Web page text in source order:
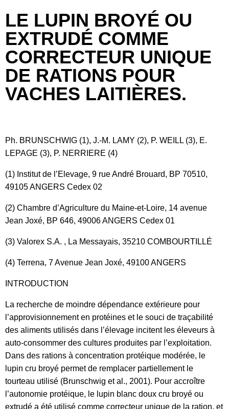
LE LUPIN BROYÉ OU
EXTRUDÉ COMME
CORRECTEUR UNIQUE
DE RATIONS POUR
VACHES LAITIÈRES.
Ph. BRUNSCHWIG (1), J.-M. LAMY (2), P. WEILL (3), E.
LEPAGE (3), P. NERRIERE (4)
(1) Institut de l’Elevage, 9 rue André Brouard, BP 70510,
49105 ANGERS Cedex 02
(2) Chambre d’Agriculture du Maine-et-Loire, 14 avenue
Jean Joxé, BP 646, 49006 ANGERS Cedex 01
(3) Valorex S.A. , La Messayais, 35210 COMBOURTILLÉ
(4) Terrena, 7 Avenue Jean Joxé, 49100 ANGERS
INTRODUCTION
La recherche de moindre dépendance extérieure pour
l’approvisionnement en protéines et le souci de traçabilité
des aliments utilisés dans l’élevage incitent les éleveurs à
auto-consommer des cultures produites par l’exploitation.
Dans des rations à concentration protéique modérée, le
lupin cru broyé permet de remplacer partiellement le
tourteau utilisé (Brunschwig et al., 2001). Pour accroître
l’autonomie protéique, le lupin blanc doux cru broyé ou
extrudé a été utilisé comme correcteur unique de la ration, et